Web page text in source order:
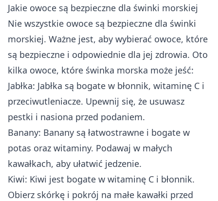
Jakie owoce są bezpieczne dla świnki morskiej
Nie wszystkie owoce są bezpieczne dla świnki
morskiej. Ważne jest, aby wybierać owoce, które
są bezpieczne i odpowiednie dla jej zdrowia. Oto
kilka owoce, które świnka morska może jeść:
Jabłka: Jabłka są bogate w błonnik, witaminę C i
przeciwutleniacze. Upewnij się, że usuwasz
pestki i nasiona przed podaniem.
Banany: Banany są łatwostrawne i bogate w
potas oraz witaminy. Podawaj w małych
kawałkach, aby ułatwić jedzenie.
Kiwi: Kiwi jest bogate w witaminę C i błonnik.
Obierz skórkę i pokrój na małe kawałki przed